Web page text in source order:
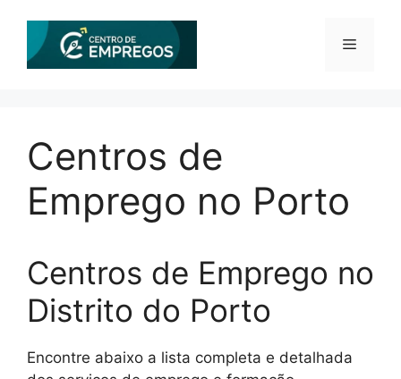
Menu
Centros de
Emprego no Porto
Centros de Emprego no
Distrito do Porto
Encontre abaixo a lista completa e detalhada